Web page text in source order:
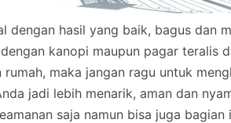
dengan hasil yang baik, bagus dan
kanopi maupun pagar teralis
maka jangan ragu untuk
jadi lebih menarik, aman dan
saja namun bisa juga